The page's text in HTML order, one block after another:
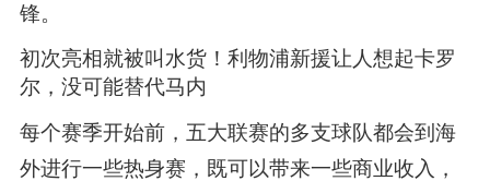
锋。
初次亮相就被叫水货！利物浦新援让人想起卡罗
尔，没可能替代马内
每个赛季开始前，五大联赛的多支球队都会到海
外进行一些热身赛，既可以带来一些商业收入，